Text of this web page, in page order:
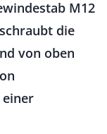
M12
die
von oben
einer